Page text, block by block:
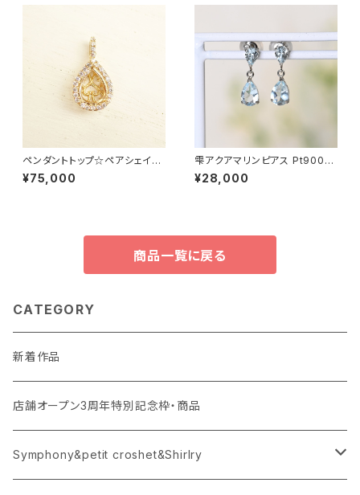
ペンダントトップ☆ペアシェイプ
カット(5×7mm)★お石を預り空
枠より製作依頼★JK44934
¥75,000
雫アクアマリンピアス Pt900
（GH3151）
¥28,000
商品一覧に戻る
CATEGORY
新着作品
店舗オープン3周年特別記念枠・商品
Symphony&petit croshet&Shirlry